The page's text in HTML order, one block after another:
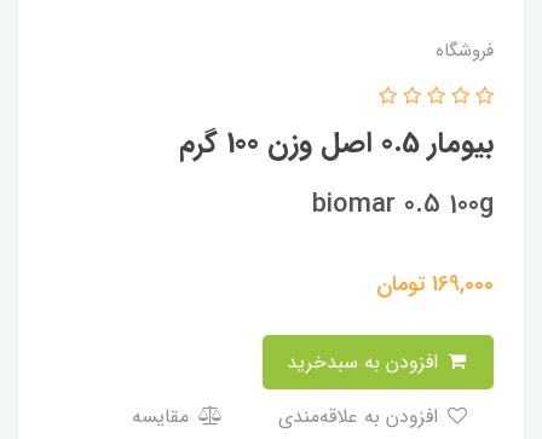
فروشگاه
بیومار 0.5 اصل وزن 100 گرم
biomar 0.5 100g
169,000تومان
مقایسه